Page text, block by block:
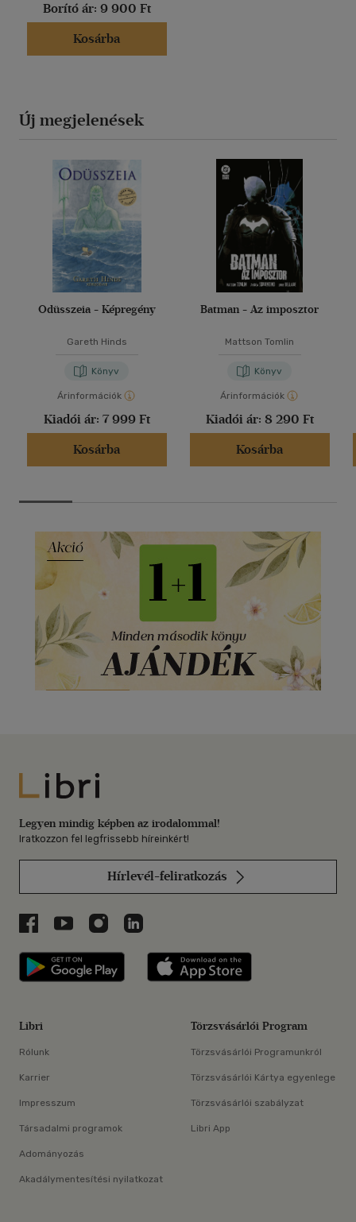
Borító ár: 9 900 Ft
Kosárba
Új megjelenések
Odüsszeia - Képregény
Gareth Hinds
Könyv
Árinformációk
Kiadói ár: 7 999 Ft
Kosárba
Batman - Az imposztor
Mattson Tomlin
Könyv
Árinformációk
Kiadói ár: 8 290 Ft
Kosárba
Libri
Legyen mindig képben az irodalommal!
Iratkozzon fel legfrissebb híreinkért!
Hírlevél-feliratkozás
Libri a Facebookon
Libri a Youtube-on
Libri az Instagramon
Libri a LinkedInen
Libri applikáció Szerezd meg: Google
Libri
Rólunk
Karrier
Impresszum
Társadalmi programok
Adományozás
Akadálymentesítési nyilatkozat
Törzsvásárlói Program
Törzsvásárlói Programunkról
Törzsvásárlói Kártya egyenlege
Törzsvásárlói szabályzat
Libri App